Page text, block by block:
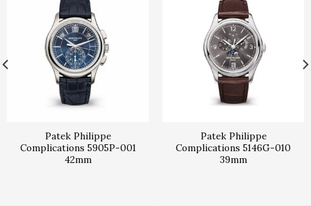
Patek Philippe
Complications 5905P-001
42mm
Patek Philippe
Complications 5146G-010
39mm